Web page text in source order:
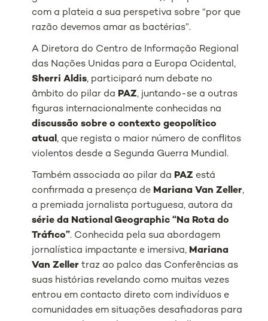
com a plateia a sua perspetiva sobre “por que
razão devemos amar as bactérias”.
A Diretora do Centro de Informação Regional
das Nações Unidas para a Europa Ocidental,
Sherri Aldis, participará num debate no
âmbito do pilar da PAZ, juntando-se a outras
figuras internacionalmente conhecidas na
discussão sobre o contexto geopolítico
atual, que regista o maior número de conflitos
violentos desde a Segunda Guerra Mundial.
Também associada ao pilar da PAZ está
confirmada a presença de Mariana Van Zeller,
a premiada jornalista portuguesa, autora da
série da National Geographic “Na Rota do
Tráfico”. Conhecida pela sua abordagem
jornalística impactante e imersiva, Mariana
Van Zeller traz ao palco das Conferências as
suas histórias revelando como muitas vezes
entrou em contacto direto com indivíduos e
comunidades em situações desafiadoras para